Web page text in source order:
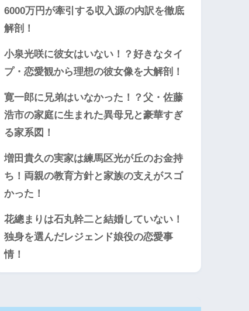
6000万円が牽引する収入源の内訳を徹底
解剖！
小泉光咲に彼女はいない！？好きなタイ
プ・恋愛観から理想の彼女像を大解剖！
寛一郎に兄弟はいなかった！？父・佐藤
浩市の家庭に生まれた異母兄と豪華すぎ
る家系図！
増田貴久の実家は練馬区光が丘のお金持
ち！両親の教育方針と家族の支えがスゴ
かった！
花總まりは石丸幹二と結婚していない！
独身を選んだレジェンド娘役の恋愛事
情！